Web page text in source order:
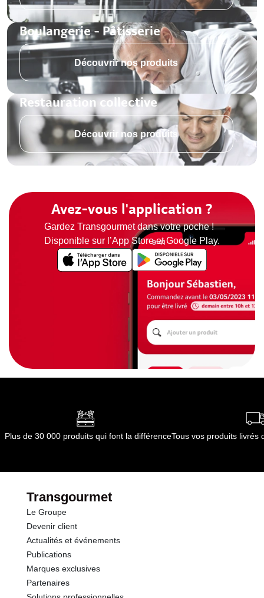
Boulangerie - Pâtisserie
Découvrir nos produits
Restauration collective
Découvrir nos produits
Avez-vous l'application ?
Gardez Transgourmet dans votre poche !
Disponible sur l’App Store et Google Play.
Plus de 30 000 produits qui font la différenceTous vos produits livrés
Transgourmet
Le Groupe
Devenir client
Actualités et événements
Publications
Marques exclusives
Partenaires